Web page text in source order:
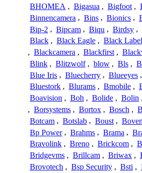
BHOMEA , Bigasua , Bigfoot ,
Binnencamera , Bins , Bionics ,
Bip-2 , Bipcam , Biqu , Birdsy ,
Black , Black Eagle , Black Label
, Blackcamera , Blackfirst ,
Blink , Blitzwolf , blow , Bls ,
Blue Iris , Bluecherry , Blueeyes ,
Bluestork , Blurams , Bmobile ,
Boavision , Boh , Bolide , Bolin ,
, Borsystems , Bortox , Bosch ,
Botcam , Botslab , Boust , Boven
Bp Power , Brahms , Brama ,
Bravolink , Breno , Brickcom ,
Bridgevms , Brillcam , Briwax ,
Brovotech , Bsp Security , Bsti ,